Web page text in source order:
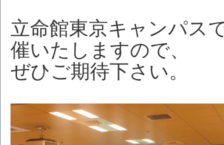
立命館東京キャンパス
催いたしますので、
ぜひご期待下さい。